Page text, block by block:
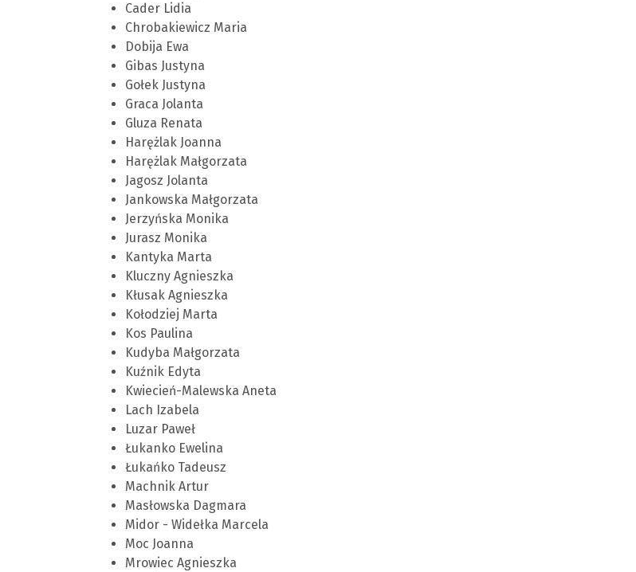
Cader Lidia
Chrobakiewicz Maria
Dobija Ewa
Gibas Justyna
Gołek Justyna
Graca Jolanta
Gluza Renata
Harężlak Joanna
Harężlak Małgorzata
Jagosz Jolanta
Jankowska Małgorzata
Jerzyńska Monika
Jurasz Monika
Kantyka Marta
Kluczny Agnieszka
Kłusak Agnieszka
Kołodziej Marta
Kos Paulina
Kudyba Małgorzata
Kuźnik Edyta
Kwiecień-Malewska Aneta
Lach Izabela
Luzar Paweł
Łukanko Ewelina
Łukańko Tadeusz
Machnik Artur
Masłowska Dagmara
Midor - Widełka Marcela
Moc Joanna
Mrowiec Agnieszka